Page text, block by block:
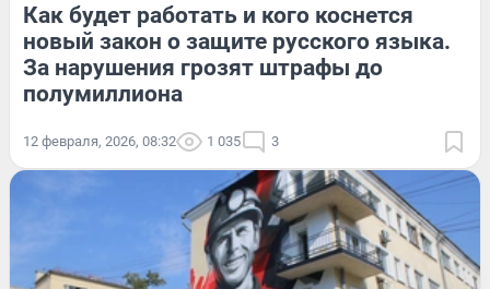
Как будет работать и кого коснется
новый закон о защите русского языка.
За нарушения грозят штрафы до
полумиллиона
12 февраля, 2026, 08:32 1 035 3